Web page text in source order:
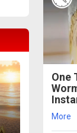
One
More